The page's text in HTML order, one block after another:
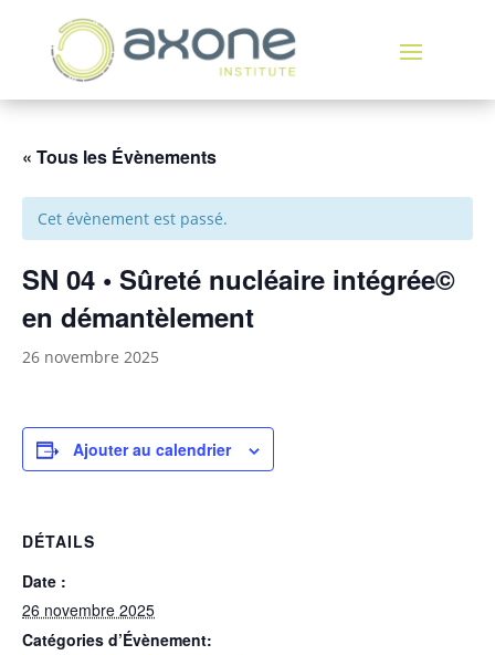
« Tous les Évènements
Cet évènement est passé.
SN 04 • Sûreté nucléaire intégrée©
en démantèlement
26 novembre 2025
Ajouter au calendrier
DÉTAILS
Date :
26 novembre 2025
Catégories d’Évènement: